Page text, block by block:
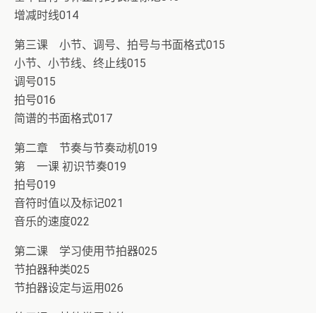
增减时线014
第三课 小节、调号、拍号与书面格式015
小节、小节线、终止线015
调号015
拍号016
简谱的书面格式017
第二章 节奏与节奏动机019
第 一课 初识节奏019
拍号019
音符时值以及标记021
音乐的速度022
第二课 学习使用节拍器025
节拍器种类025
节拍器设定与运用026